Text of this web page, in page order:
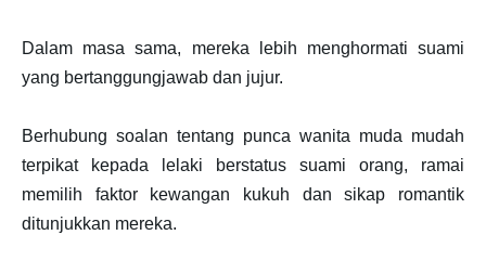
Dalam masa sama, mereka lebih menghormati suami
yang bertanggungjawab dan jujur.
Berhubung soalan tentang punca wanita muda mudah
terpikat kepada lelaki berstatus suami orang, ramai
memilih faktor kewangan kukuh dan sikap romantik
ditunjukkan mereka.